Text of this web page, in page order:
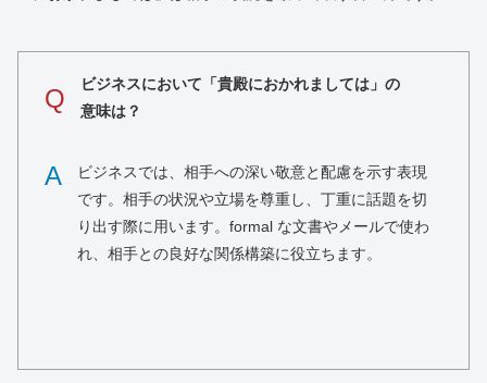
Q
ビジネスにおいて「貴殿におかれましては」の
意味は？
A
ビジネスでは、相手への深い敬意と配慮を示す表現
です。相手の状況や立場を尊重し、丁重に話題を切
り出す際に用います。formal な文書やメールで使わ
れ、相手との良好な関係構築に役立ちます。